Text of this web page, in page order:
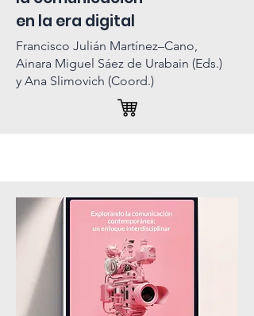
en la era digital
Francisco Julián Martínez–Cano,
Ainara Miguel Sáez de Urabain (Eds.)
y Ana Slimovich (Coord.)